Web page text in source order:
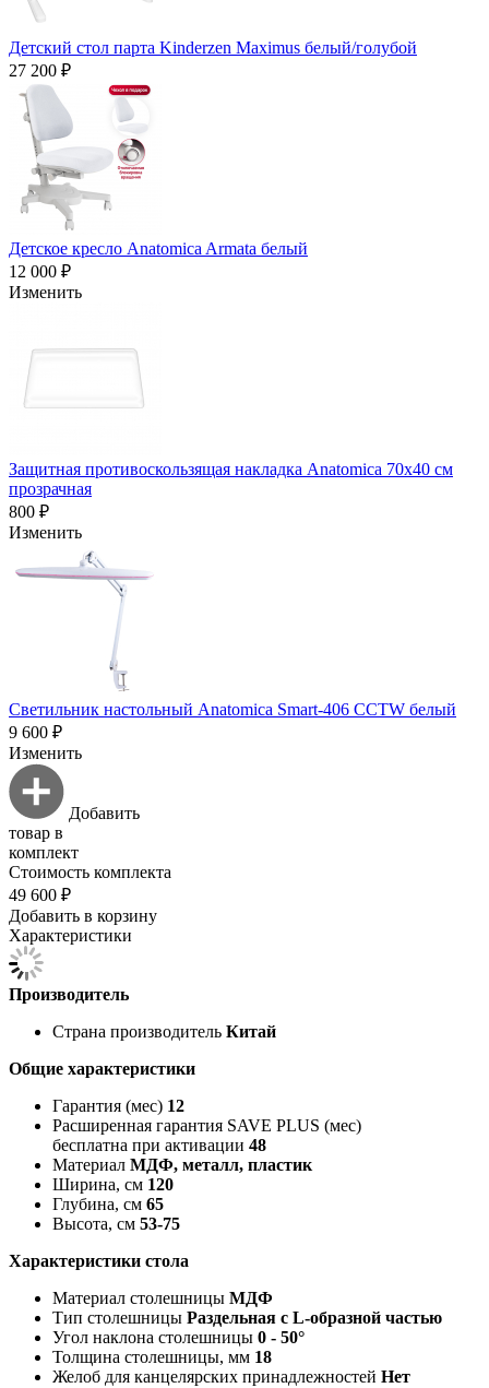
Детский стол парта Kinderzen Maximus белый/голубой
27 200 ₽
Детское кресло Anatomica Armata белый
12 000 ₽
Изменить
Защитная противоскользящая накладка Anatomica 70х40 см
прозрачная
800 ₽
Изменить
Светильник настольный Anatomica Smart-406 CCTW белый
9 600 ₽
Изменить
Добавить
товар в
комплект
Стоимость комплекта
49 600 ₽
Добавить в корзину
Характеристики
Производитель
Страна производитель Китай
Общие характеристики
Гарантия (мес) 12
Расширенная гарантия SAVE PLUS (мес)
бесплатна при активации 48
Материал МДФ, металл, пластик
Ширина, см 120
Глубина, см 65
Высота, см 53-75
Характеристики стола
Материал столешницы МДФ
Тип столешницы Раздельная с L-образной частью
Угол наклона столешницы 0 - 50°
Толщина столешницы, мм 18
Желоб для канцелярских принадлежностей Нет